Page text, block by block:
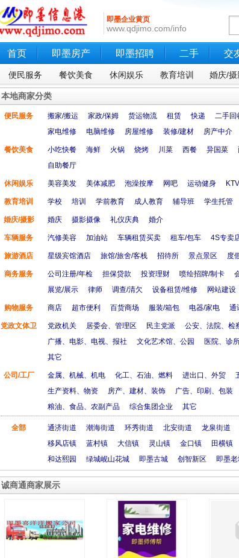
即墨企业黄页
www.qdjimo.com/info
首页 即墨房产 即墨招聘 二手 交
便民服务 餐饮美食 休闲娱乐 教育培训 婚庆/摄
本地商家分类
便民服务 搬家/搬运 家政/保姆 货运物流 租赁 快递 二手回
家电维修
电脑维修 房屋维修 装修/建材 房产中介
餐饮美食 小吃快餐 海鲜 火锅 烧烤 川菜 西餐 异国菜
自助餐厅
休闲娱乐 美容美发 美体减肥 泡澡按摩 网吧 运动健身 KTV
教育培训 学校 培训 学前教育 成人教育 辅导班 学生托管
婚庆/摄影 婚庆 摄影摄像 礼仪庆典 婚介
车辆服务 汽修美容 加油站 车辆租赁买卖 租车/包车 4S专卖
旅游酒店 星级宾馆酒店 旅馆/旅舍/客栈 招待所 景点景区 度
商务服务 公司注册/年检 担保贷款 投资理财 喷绘招牌/制卡
展览/展示
律师 调查/清欠 设备租赁/维修 网站建设
购物服务 商店 超市便利 百货商场 服装/箱包 电器/家电 通
党政文体卫 党政机关 居委会、管理区 民主党派 公安、法院、检
广播、电影、电视、报社
文化艺术馆、公园 医院、诊
其它
公司/工厂 金属、机械、机电 化工、石油、燃料 进出口、外贸
生产资料、物资
房产、建材、装饰 广告、印刷、包装
粮油、食品、农副产品
综合集团企业 其它
全部 通济街道 潮海街道 环秀街道 北安街道 龙泉街道
移风店镇
蓝村镇 大信镇 灵山镇 金口镇 田横镇
和达熙园
绿城岘山花城 即墨古城 创智新区 即墨
诚商通商家展示